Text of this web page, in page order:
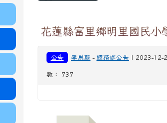
花蓮縣富里鄉明里國民
公告 李思蔚 - 總務處公告 | 2023-12-
數： 737